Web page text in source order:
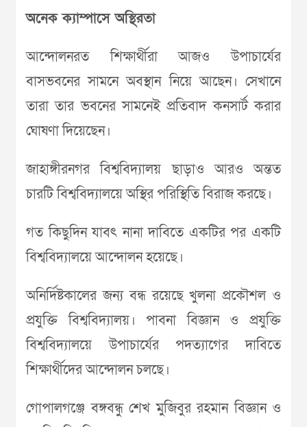
অনেক ক্যাম্পাসে অস্থিরতা
আন্দোলনরত শিক্ষার্থীরা আজও উপাচার্যের
বাসভবনের সামনে অবস্থান নিয়ে আছেন। সেখানে
তারা তার ভবনের সামনেই প্রতিবাদ কনসার্ট করার
ঘোষণা দিয়েছেন।
জাহাঙ্গীরনগর বিশ্ববিদ্যালয় ছাড়াও আরও অন্তত
চারটি বিশ্ববিদ্যালয়ে অস্থির পরিস্থিতি বিরাজ করছে।
গত কিছুদিন যাবৎ নানা দাবিতে একটির পর একটি
বিশ্ববিদ্যালয়ে আন্দোলন হয়েছে।
অনির্দিষ্টকালের জন্য বন্ধ রয়েছে খুলনা প্রকৌশল ও
প্রযুক্তি বিশ্ববিদ্যালয়। পাবনা বিজ্ঞান ও প্রযুক্তি
বিশ্ববিদ্যালয়ে উপাচার্যের পদত্যাগের দাবিতে
শিক্ষার্থীদের আন্দোলন চলছে।
গোপালগঞ্জে বঙ্গবন্ধু শেখ মুজিবুর রহমান বিজ্ঞান ও